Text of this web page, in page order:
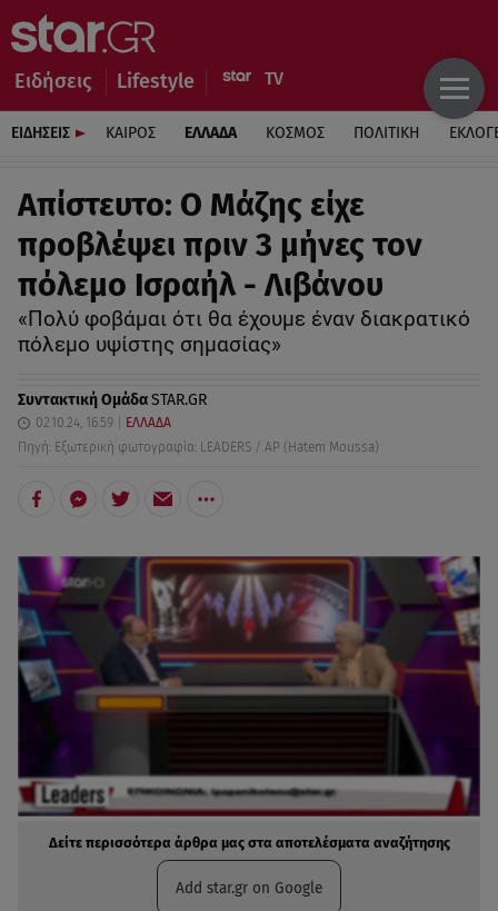
Ειδήσεις Lifestyle
ΕΙΔΗΣΕΙΣ ΚΑΙΡΟΣ ΕΛΛΑΔΑ ΚΟΣΜΟΣ ΠΟΛΙΤΙΚΗ
Απίστευτο: Ο Μάζης είχε
προβλέψει πριν 3 μήνες τον
πόλεμο Ισραήλ - Λιβάνου
«Πολύ φοβάμαι ότι θα έχουμε έναν διακρατικό
πόλεμο υψίστης σημασίας»
Συντακτική ΟμάδαSTAR.GR
02.10.24, 16:59
ΕΛΛΑΔΑ
Πηγή: Εξωτερική φωτογραφία: LEADERS / AP (Hatem Moussa)
Δείτε περισσότερα άρθρα μας στα αποτελέσματα αναζήτησης
Add star.gr on Google